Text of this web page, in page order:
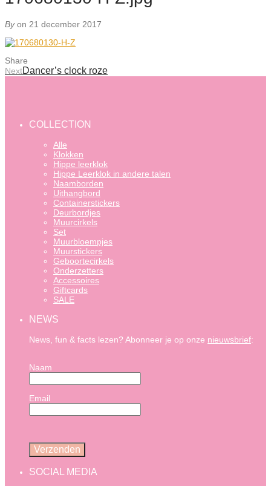
Byon 21 december 2017
Share
NextDancer’s clock roze
COLLECTION
Alle
Klokken
Hippe leerklok
Hippe Leerklok in andere talen
Naamborden
Uithangbord
Containerstickers
Deurbordjes
Muurcirkels
Set
Muurbloempjes
Muurstickers
Geboortecirkels
Onderzetters
Accessoires
Giftcards
SALE
NEWS
News, fun & facts lezen? Abonneer je op onze nieuwsbrief:
Naam
Email
SOCIAL MEDIA